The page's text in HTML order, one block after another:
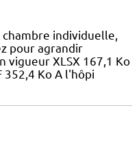
individuelle,
pour agrandir
vigueur XLSX 167,1 Ko
352,4 Ko A l'hôpi